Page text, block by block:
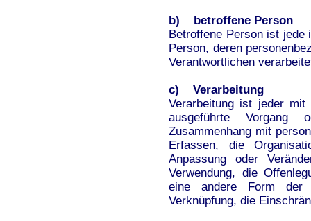
b) betroffene Person
Betroffene Person ist jede
Person, deren
Verantwortlichen
c) Verarbeitung
Verarbeitung ist jeder mit
ausgeführte Vorgang
Zusammenhang mit
Erfassen, die
Anpassung oder
Verwendung, die
eine andere Form der
Verknüpfung, die